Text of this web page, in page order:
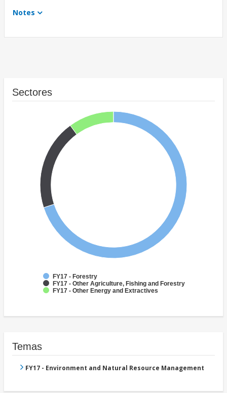
Notes
Sectores
FY17 - Forestry
FY17 - Other Agriculture, Fishing and Forestry
FY17 - Other Energy and Extractives
Temas
FY17 - Environment and Natural Resource Management